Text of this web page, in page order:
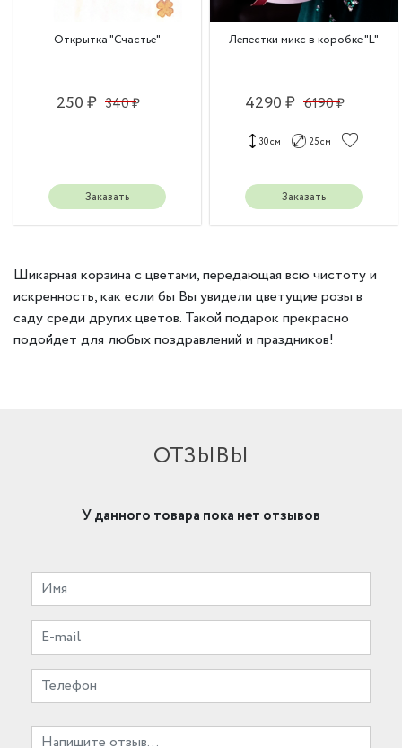
Открытка "Счастье"
250 ₽ 340 ₽
Заказать
Лепестки микс в коробке "L"
4290 ₽ 6190 ₽
30 см 25 см
Заказать
Шикарная корзина с цветами, передающая всю чистоту и
искренность, как если бы Вы увидели цветущие розы в
саду среди других цветов. Такой подарок прекрасно
подойдет для любых поздравлений и праздников!
ОТЗЫВЫ
У данного товара пока нет отзывов